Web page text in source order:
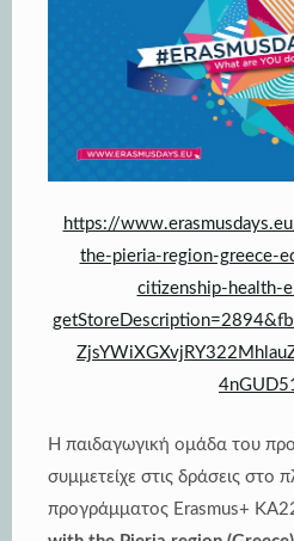
https://
the-pieria-region-greece-
citizenship-health-
Η παιδαγωγική ομάδα του
συμμετείχε στις δράσεις στο
προγράμματος Erasmus+